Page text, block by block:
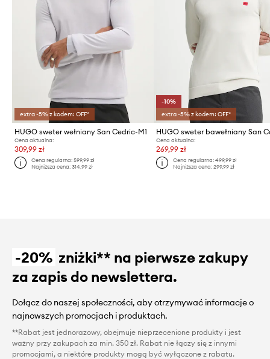
extra -5% z kodem: OFF*
HUGO sweter wełniany San Cedric-M1
Cena aktualna:
309,99 zł
Cena regularna:599,99 zł
Najniższa cena:314,99 zł
-10%
extra -5% z kodem: OFF*
Cena aktualna:
269,99 zł
Cena regularna: 499,99 zł
Najniższa cena: 299,99 zł
-20% zniżki** na pierwsze zakupy
za zapis do newslettera.
Dołącz do naszej społeczności, aby otrzymywać informacje o
najnowszych promocjach i produktach.
**Rabat jest jednorazowy, obejmuje nieprzecenione produkty i jest
ważny przy zakupach za min. 350 zł. Rabat nie łączy się z innymi
promocjami, a niektóre produkty mogą być wyłączone z rabatu.